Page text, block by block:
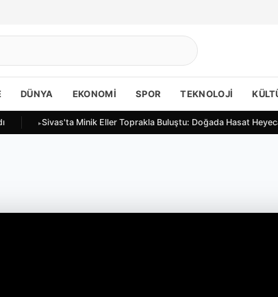
DÜNYA EKONOMI SPOR TEKNOLOJI
Sivas'ta Minik Eller Toprakla Buluştu: Doğada Hasat